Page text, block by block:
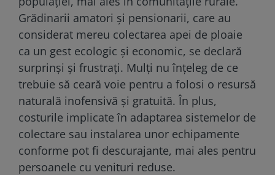
Grădinarii amatori și pensionarii, care au
considerat mereu colectarea apei de ploaie
ca un gest ecologic și economic, se declară
surprinși și frustrați. Mulți nu înțeleg de ce
trebuie să ceară voie pentru a folosi o resursă
naturală inofensivă și gratuită. În plus,
costurile implicate în adaptarea sistemelor de
colectare sau instalarea unor echipamente
conforme pot fi descurajante, mai ales pentru
persoanele cu venituri reduse.